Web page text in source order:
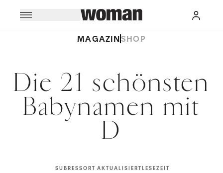
MAGAZINSHOP
Die 21 schönsten
Babynamen mit
D
SUBRESSORT AKTUALISIERTLESEZEIT